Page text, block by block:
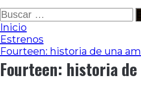
Ir
al
contenido
Buscar:
Inicio
Estrenos
Fourteen: historia de una
Fourteen: historia